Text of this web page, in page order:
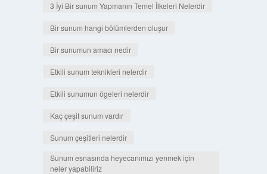
3 İyi Bir sunum Yapmanın Temel İlkeleri Nelerdir
Bir sunum hangi bölümlerden oluşur
Bir sunumun amacı nedir
Etkili sunum teknikleri nelerdir
Etkili sunumun ögeleri nelerdir
Kaç çeşit sunum vardır
Sunum çeşitleri nelerdir
Sunum esnasında heyecanımızı yenmek için
neler yapabiliriz